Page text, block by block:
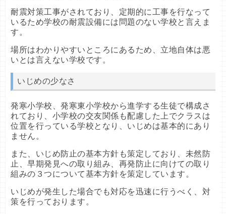
耐震対策工事がされており、定期的に工事を行なって
いるため学校の耐震設備には問題のない学校と言えま
す。
場所はわかりやすいところにあるため、立地自体は悪
いとは言えない学校です。
いじめの少なさ
発寒小学校、発寒東小学校から進学する生徒で構成さ
れており、小学校の交友関係も配慮した上でクラスは
位置を行っている学校となり、いじめは基本的にあり
ません。
また、いじめ防止の基本方針も策定しており、未然防
止、早期発見への取り組み、再発防止に向けての取り
組みの３つについて基本方針を策定しています。
いじめが発生した場合でも対応を迅速に行うべく、対
策を行っております。